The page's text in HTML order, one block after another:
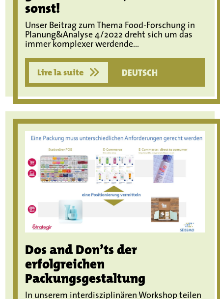
sonst!
Unser Beitrag zum Thema Food-Forschung in
Planung&Analyse 4/2022 dreht sich um das
immer komplexer werdende...
Lire la suite
DEUTSCH
Dos and Don’ts der
erfolgreichen
Packungsgestaltung
In unserem interdisziplinären Workshop teilen